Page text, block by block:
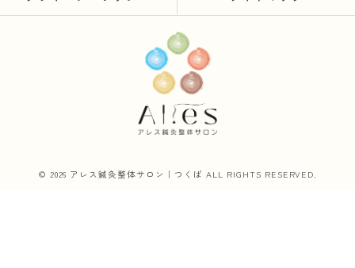
© 2026 アレス鍼灸整体サロン｜つくば ALL RIGHTS RESERVED.